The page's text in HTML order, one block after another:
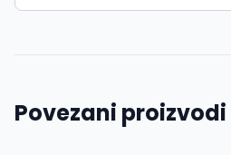
Povezani proizvodi